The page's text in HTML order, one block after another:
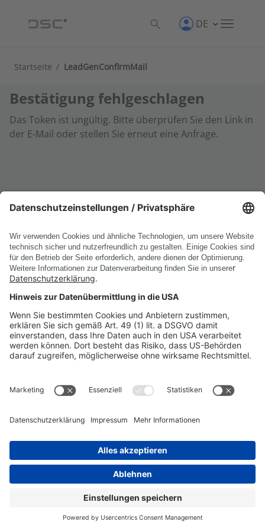
DE
Startseite / LeadGenConfirmMail
Bestätigung fehlgeschlagen
Das Token ist ungültig. Bitte überprüfen Sie den Link in
der E-Mail oder stellen Sie erneut eine Anfrage.
RECHTLICHE INFORMATIONEN
DSC SOFTWARE AG